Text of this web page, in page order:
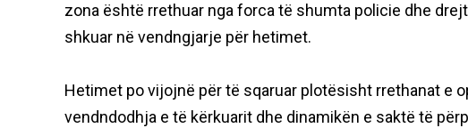
zona është rrethuar nga forca të shumta policie dhe
shkuar në vendngjarje për hetimet.
Hetimet po vijojnë për të sqaruar plotësisht rrethanat e
vendndodhja e të kërkuarit dhe dinamikën e saktë të